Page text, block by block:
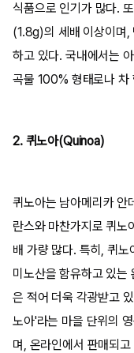
식품으로 인기가 많다.
(1.8g)의 세배 이상이며,
하고 있다. 국내에서는
곡물 100% 형태로나 차
2. 퀴노아(Quinoa)
퀴노아는 남아메리카 안
란스와 마찬가지로 퀴노
배 가량 많다. 특히, 퀴
미노산을 함유하고 있는
은 적어 더욱 각광받고
노아'라는 마을 단위의
며, 온라인에서 판매되고